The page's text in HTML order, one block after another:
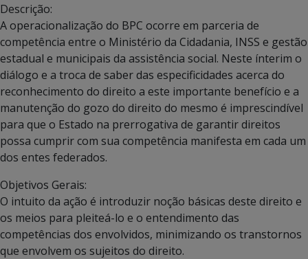
Descrição:
A operacionalização do BPC ocorre em parceria de
competência entre o Ministério da Cidadania, INSS e gestão
estadual e municipais da assistência social. Neste ínterim o
diálogo e a troca de saber das especificidades acerca do
reconhecimento do direito a este importante benefício e a
manutenção do gozo do direito do mesmo é imprescindível
para que o Estado na prerrogativa de garantir direitos
possa cumprir com sua competência manifesta em cada um
dos entes federados.
Objetivos Gerais:
O intuito da ação é introduzir noção básicas deste direito e
os meios para pleiteá-lo e o entendimento das
competências dos envolvidos, minimizando os transtornos
que envolvem os sujeitos do direito.